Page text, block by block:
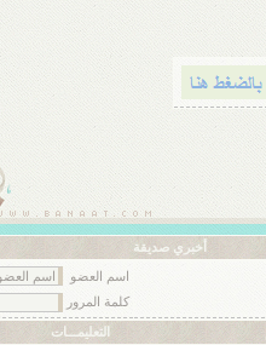
أخبري صديقة
اسم العضو
كلمة المرور
التعليمـــات